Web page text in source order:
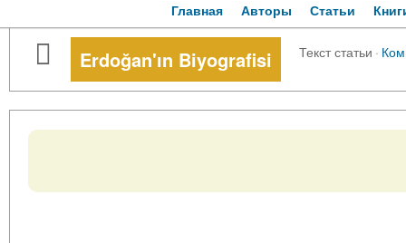
Главная Авторы Статьи
Erdoğan'ın Biyografisi Текст статьи ·